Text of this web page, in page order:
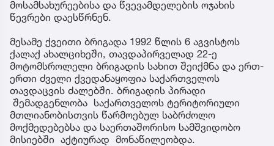
მოსამსახურეებისა და წვევამდელების ოჯახის
წევრები დაესწრნენ.
მესამე ქვეითი ბრიგადა 1992 წლის 6 აგვისტოს
ქალაქ ახალციხეში, თავდაპირველად 22-ე
მოტომსროლელი ბრიგადის სახით შეიქმნა და ერთ-
ერთი ძველი ქვედანაყოფია საქართველოს
თავდაცვის ძალებში. ბრიგადის პირადი
შემადგენლობა საქართველოს ტერიტორიული
მთლიანობისთვის წარმოებულ საბრძოლო
მოქმედებებსა და საერთაშორისო სამშვიდობო
მისიებში აქტიურად მონაწილეობდა.